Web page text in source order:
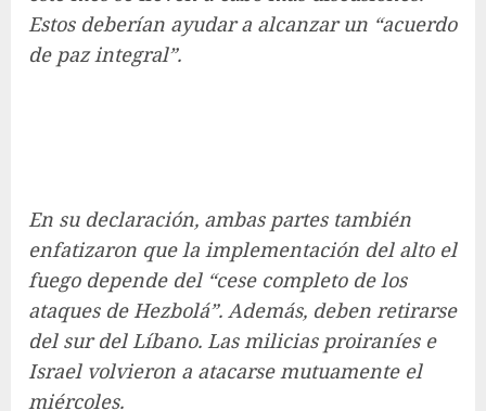
Estos deberían ayudar a alcanzar un “acuerdo
de paz integral”.
En su declaración, ambas partes también
enfatizaron que la implementación del alto el
fuego depende del “cese completo de los
ataques de Hezbolá”. Además, deben retirarse
del sur del Líbano. Las milicias proiraníes e
Israel volvieron a atacarse mutuamente el
miércoles.